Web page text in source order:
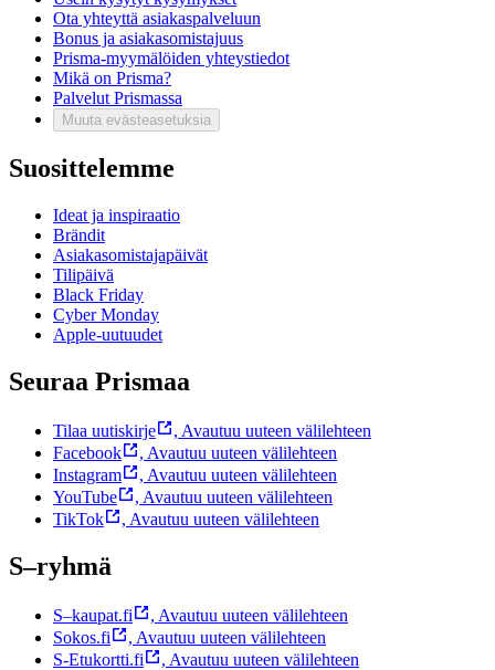
Ota yhteyttä asiakaspalveluun
Bonus ja asiakasomistajuus
Prisma-myymälöiden yhteystiedot
Mikä on Prisma?
Palvelut Prismassa
Muuta evästeasetuksia
Suosittelemme
Ideat ja inspiraatio
Brändit
Asiakasomistajapäivät
Tilipäivä
Black Friday
Cyber Monday
Apple-uutuudet
Seuraa Prismaa
Tilaa uutiskirje , Avautuu uuteen välilehteen
Facebook
, Avautuu uuteen välilehteen
Instagram
, Avautuu uuteen välilehteen
YouTube
, Avautuu uuteen välilehteen
TikTok
, Avautuu uuteen välilehteen
S–ryhmä
S–kaupat.fi , Avautuu uuteen välilehteen
Sokos.fi
, Avautuu uuteen välilehteen
S-Etukortti.fi
, Avautuu uuteen välilehteen